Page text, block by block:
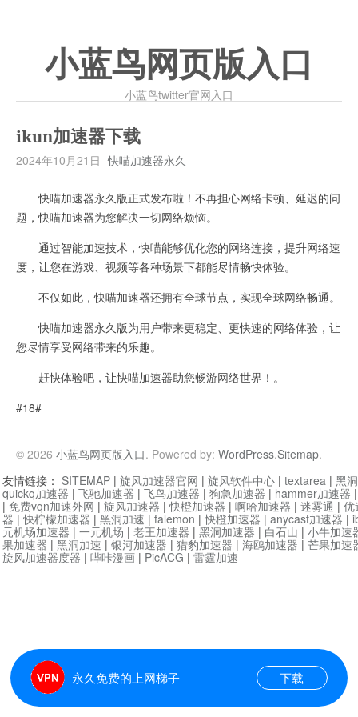
小蓝鸟网页版入口
小蓝鸟twitter官网入口
ikun加速器下载
2024年10月21日 快喵加速器永久
快喵加速器永久版正式发布啦！不再担心网络卡顿、延迟的问
题，快喵加速器为您解决一切网络烦恼。
通过智能加速技术，快喵能够优化您的网络连接，提升网络速
度，让您在游戏、视频等各种场景下都能尽情畅快体验。
不仅如此，快喵加速器还拥有全球节点，实现全球网络畅通。
快喵加速器永久版为用户带来更稳定、更快速的网络体验，让
您尽情享受网络带来的乐趣。
赶快体验吧，让快喵加速器助您畅游网络世界！。
#18#
© 2026 小蓝鸟网页版入口. Powered by: WordPress.Sitemap.
永久免费的上网梯子 下载
友情链接： SITEMAP | 旋风加速器官网 | 旋风软件中心 | textarea | 黑
quickq加速器 | 飞驰加速器 | 飞鸟加速器 | 狗急加速器 | hammer加速器
| 免费vqn加速外网 | 旋风加速器 |快橙加速器 | 啊哈加速器 | 迷雾通 | 优
器 |快柠檬加速器 | 黑洞加速 | falemon |快橙加速器 | anycast加速器 |
元机场加速器 | 一元机场 | 老王加速器 | 黑洞加速器 | 白石山 | 小牛加速
果加速器 | 黑洞加速 | 银河加速器 | 猎豹加速器 | 海鸥加速器 | 芒果加速
旋风加速器度器 | 哔咔漫画 | PicACG | 雷霆加速